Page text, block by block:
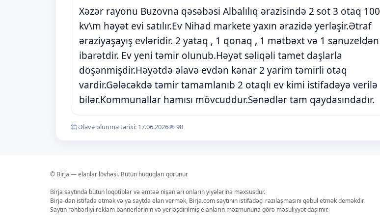
Xəzər rayonu Buzovna qəsəbəsi Albalılıq ərazisində 2 sot 3 otaq 100
kv\m həyət evi satılır.Ev Nihad markete yaxın ərazidə yerləşir.Ətraf
əraziyaşayış evləridir. 2 yataq , 1 qonaq , 1 mətbəxt və 1 sanuzeldən
ibarətdir. Ev yeni təmir olunub.Həyət səliqəli tamet daşlarla
döşənmişdir.Həyətdə əlavə evdən kənar 2 yarim təmirli otaq
vardir.Gələcəkdə təmir tamamlanıb 2 otaqlı ev kimi istifadəyə verilə
bilər.Kommunallar hamısı mövcuddur.Sənədlər tam qaydasındadır.
Əlavə olunma tarixi: 17.06.2026 98
© Birja — elanlar lövhəsi. Bütün hüquqları qorunur
Birja saytında bütün loqotiplər və əmtəə nişanları onların yiyələrinə məxsusdur.
Birja-dan istifadə etmək və ya saytda elan vermək, Birja.com saytının istifadəçi razılaşmasını qəbul etmək deməkdir.
Saytın rəhbərliyi reklam bannerlərinin və yerləşdirilmiş elanların məzmununa görə məsuliyyət daşımır.